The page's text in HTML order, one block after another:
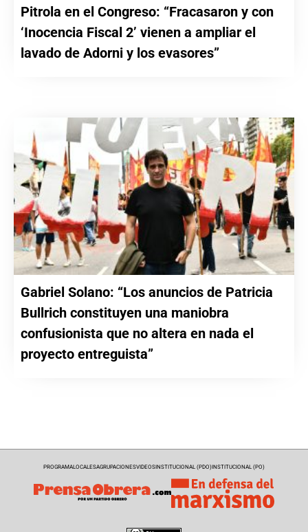
Pitrola en el Congreso: “Fracasaron y con
‘Inocencia Fiscal 2’ vienen a ampliar el
lavado de Adorni y los evasores”
Gabriel Solano: “Los anuncios de Patricia
Bullrich constituyen una maniobra
confusionista que no altera en nada el
proyecto entreguista”
PROGRAMALOCALESAGRUPACIONESVIDEOSINSTITUCIONAL (PDO)INSTITUCIONAL (PO)